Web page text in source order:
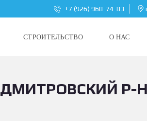
+7 (926) 968-74-83
СТРОИТЕЛЬСТВО О НАС
ДМИТРОВСКИЙ Р-